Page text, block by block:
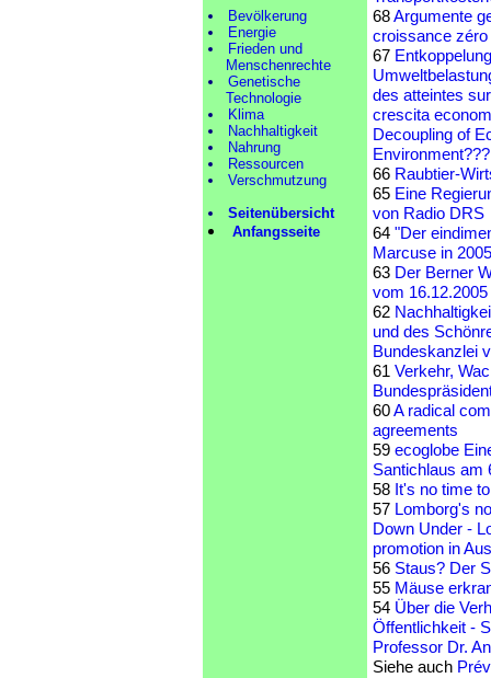
Bevölkerung
Energie
Frieden und
Menschenrechte
Genetische
Technologie
Klima
Nachhaltigkeit
Nahrung
Ressourcen
Verschmutzung
Seitenübersicht
Anfangsseite
68Argumente
croissance zéro
67
des atteintes
crescita
Decoupling of
Environment???
66 Raubtier-
65 Eine
von Radio DRS
64 "Der
Marcuse in 2005
63 Der Berner
vom 16.12.2005
62
und des
Bundeskanzlei
61 Verkehr,
60A radical
agreements
59 ecoglobe
Santichlaus am
58 It's no time
57 Lomborg's
Down Under -
promotion in
56 Staus? Der
55 Mäuse
54 Über die
Öffentlichkeit -
Professor Dr.
Siehe auch